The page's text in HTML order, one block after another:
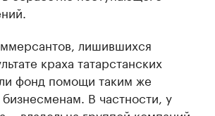
лишившихся
краха татарстанских
фонд помощи таким же
В частности, у